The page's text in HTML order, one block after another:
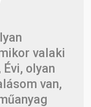
valaki
olyan
van,